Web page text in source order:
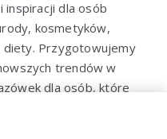
inspiracji dla osób
kosmetyków,
Przygotowujemy
trendów w
dla osób, które
i bądź na bieżąco z